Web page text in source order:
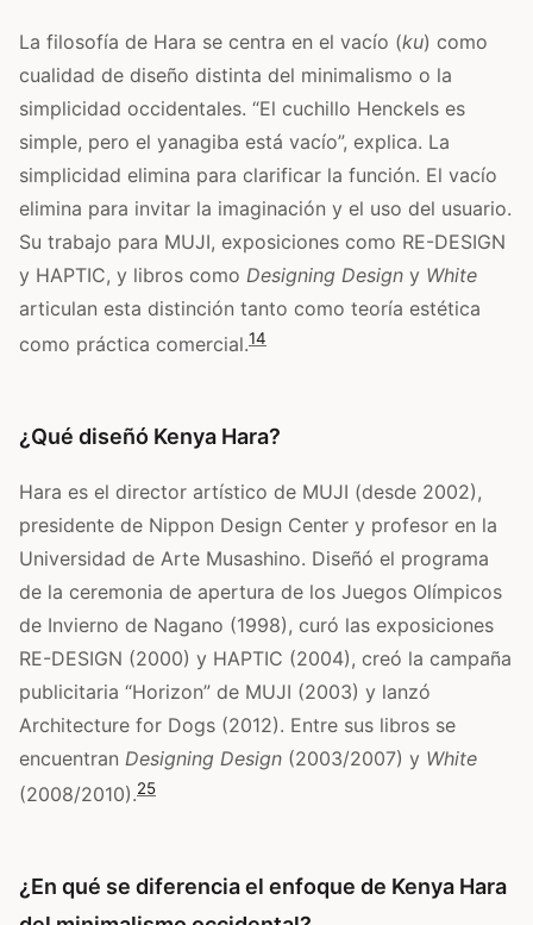
La filosofía de Hara se centra en el vacío (ku) como
cualidad de diseño distinta del minimalismo o la
simplicidad occidentales. “El cuchillo Henckels es
simple, pero el yanagiba está vacío”, explica. La
simplicidad elimina para clarificar la función. El vacío
elimina para invitar la imaginación y el uso del usuario.
Su trabajo para MUJI, exposiciones como RE-DESIGN
y HAPTIC, y libros como Designing Design y White
articulan esta distinción tanto como teoría estética
como práctica comercial.14
¿Qué diseñó Kenya Hara?
Hara es el director artístico de MUJI (desde 2002),
presidente de Nippon Design Center y profesor en la
Universidad de Arte Musashino. Diseñó el programa
de la ceremonia de apertura de los Juegos Olímpicos
de Invierno de Nagano (1998), curó las exposiciones
RE-DESIGN (2000) y HAPTIC (2004), creó la campaña
publicitaria “Horizon” de MUJI (2003) y lanzó
Architecture for Dogs (2012). Entre sus libros se
encuentran Designing Design (2003/2007) y White
(2008/2010).25
¿En qué se diferencia el enfoque de Kenya Hara